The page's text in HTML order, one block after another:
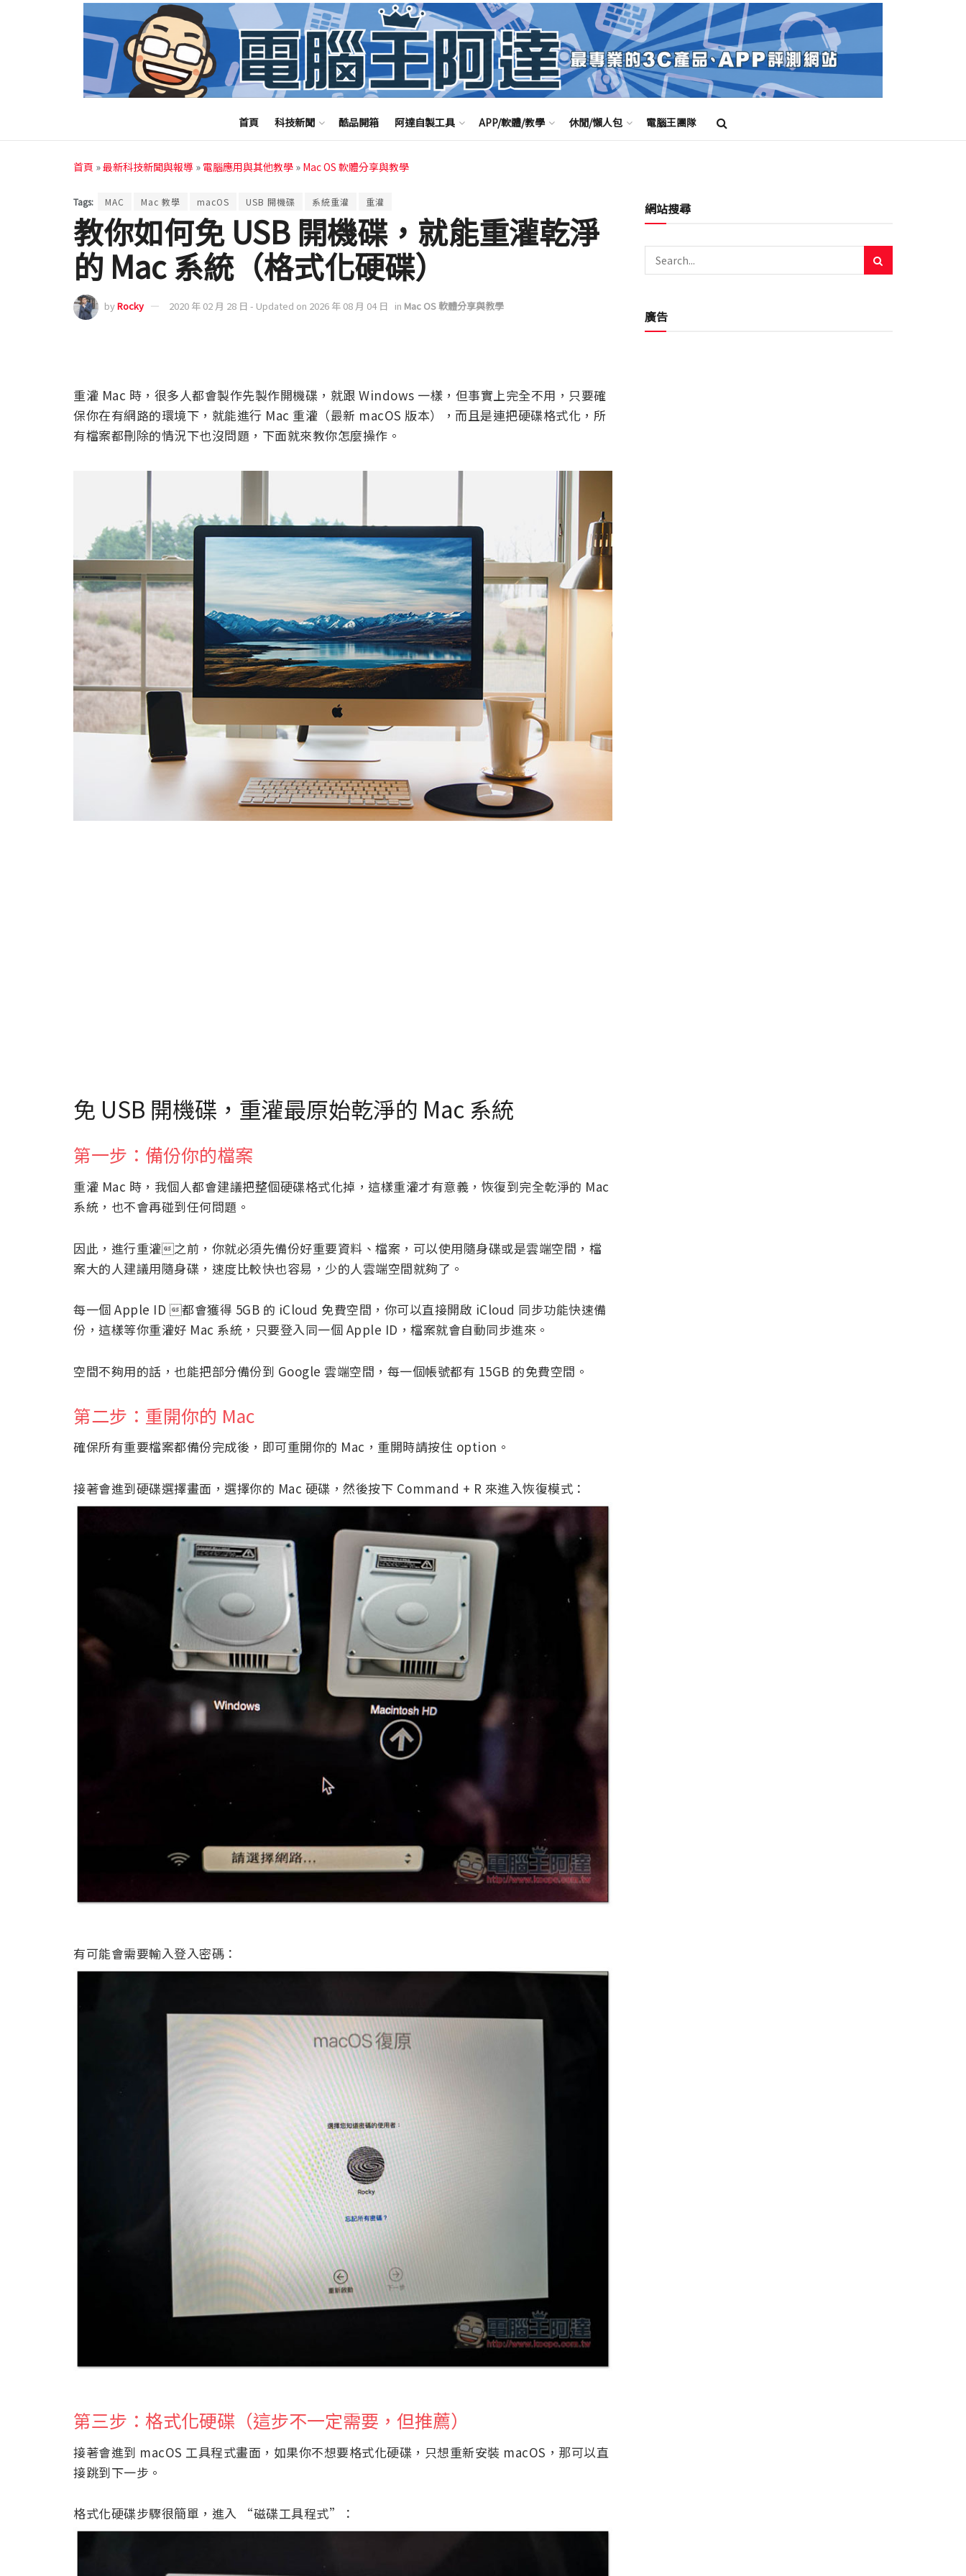
首頁 科技新聞 酷品開箱 阿達自製工具 APP/軟體/教學 休閒/懶人包 電腦王團隊
首頁 »最新科技新聞與報導 » 電腦應用與其他教學 » Mac OS 軟體分享與教學
Tags: MAC Mac 教學 macOS USB 開機碟 系統重灌 重灌
教你如何免 USB 開機碟，就能重灌乾淨
的 Mac 系統（格式化硬碟）
byRocky 2020 年 02 月 28 日 - Updated on 2026 年 08 月 04 日 in Mac OS 軟體分享與教學
重灌 Mac 時，很多人都會製作先製作開機碟，就跟 Windows 一樣，但事實上完全不用，只要確
保你在有網路的環境下，就能進行 Mac 重灌（最新 macOS 版本），而且是連把硬碟格式化，所
有檔案都刪除的情況下也沒問題，下面就來教你怎麼操作。
免 USB 開機碟，重灌最原始乾淨的 Mac 系統
第一步：備份你的檔案
重灌 Mac 時，我個人都會建議把整個硬碟格式化掉，這樣重灌才有意義，恢復到完全乾淨的 Mac
系統，也不會再碰到任何問題。
因此，進行重灌之前，你就必須先備份好重要資料、檔案，可以使用隨身碟或是雲端空間，檔
案大的人建議用隨身碟，速度比較快也容易，少的人雲端空間就夠了。
每一個 Apple ID 都會獲得 5GB 的 iCloud 免費空間，你可以直接開啟 iCloud 同步功能快速備
份，這樣等你重灌好 Mac 系統，只要登入同一個 Apple ID，檔案就會自動同步進來。
空間不夠用的話，也能把部分備份到 Google 雲端空間，每一個帳號都有 15GB 的免費空間。
第二步：重開你的 Mac
確保所有重要檔案都備份完成後，即可重開你的 Mac，重開時請按住 option。
接著會進到硬碟選擇畫面，選擇你的 Mac 硬碟，然後按下 Command + R 來進入恢復模式：
有可能會需要輸入登入密碼：
第三步：格式化硬碟（這步不一定需要，但推薦）
接著會進到 macOS 工具程式畫面，如果你不想要格式化硬碟，只想重新安裝 macOS，那可以直
接跳到下一步。
格式化硬碟步驟很簡單，進入 “磁碟工具程式”：
網站搜尋
廣告